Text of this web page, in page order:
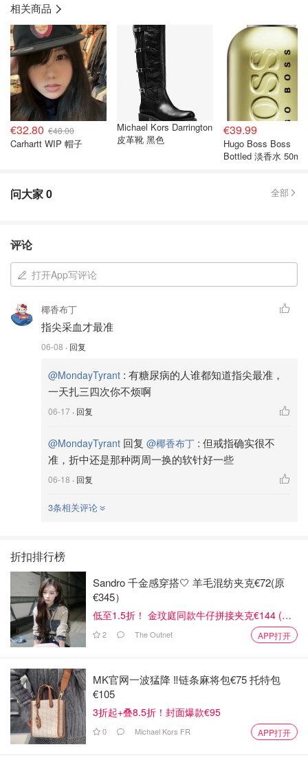
相关商品
€32.80 €48.00
Carhartt WIP 帽子
Michael Kors Darrington
皮革靴 黑色
€39.99
Hugo Boss Boss
Bottled 淡香水 50ml
问大家0 全部
评论
打开App写评论
椰香布丁
指尖采血才最准
06-08 · 回复
@MondayTyrant : 有糖尿病的人谁都知道指尖最准，
一天扎三四次你不烦啊
06-17 · 回复
@MondayTyrant 回复 @椰香布丁 : 但戒指确实很不
准，折中还是那种两周一换的软针好一些
06-18 · 回复
3条相关评论
折扣排行榜
Sandro 千金感穿搭🤍 羊毛混纺夹克€72(原
€345）
低至1.5折！ 金玟庭同款牛仔拼接夹克€144 (原
€275）
2 The Outnet APP打开
MK官网一波猛降 ‼️链条麻将包€75 托特包
€105
3折起+叠8.5折！封面爆款€95
0 Michael Kors FR APP打开